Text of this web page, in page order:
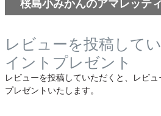
桜島小みかんのアマレッテ
レビューを投稿して
イントプレゼント
レビューを投稿していただくと、レビ
プレゼントいたします。